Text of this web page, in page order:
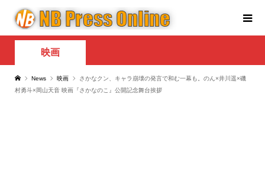
映画
News 映画
さかなクン、キャラ崩壊の発言で和む一幕も。のん×井川遥×磯
村勇斗×岡山天音 映画『さかなのこ』公開記念舞台挨拶